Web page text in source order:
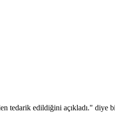
edildiğini açıkladı." diye